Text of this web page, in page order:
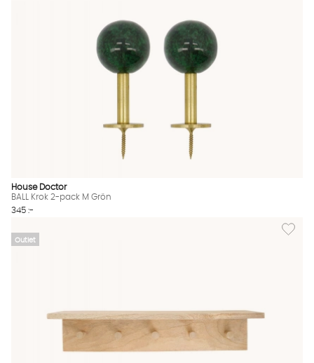
House Doctor
BALL Krok 2-pack M Grön
345 :-
Outlet
Lägg